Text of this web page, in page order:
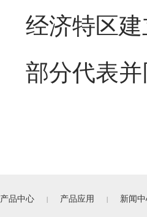
经济特区
部分代表
产品中心 | 产品应用 | 新闻